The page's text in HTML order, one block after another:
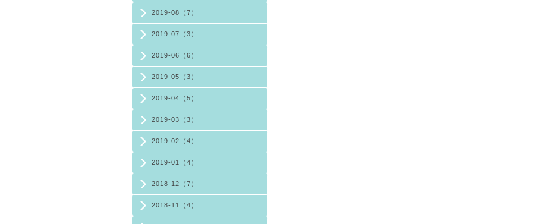
2019-08（7）
2019-07（3）
2019-06（6）
2019-05（3）
2019-04（5）
2019-03（3）
2019-02（4）
2019-01（4）
2018-12（7）
2018-11（4）